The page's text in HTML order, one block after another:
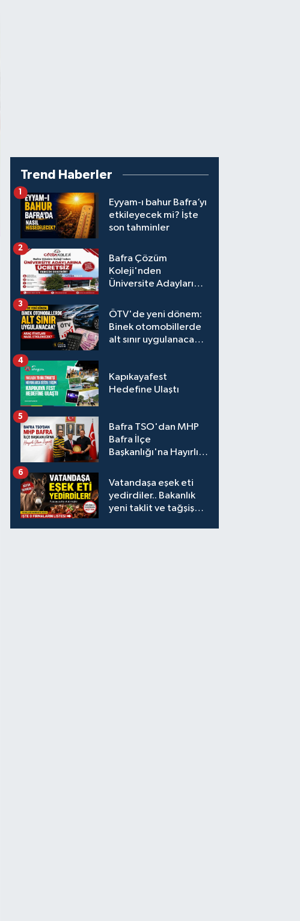
Trend Haberler
Eyyam-ı bahur Bafra’yı
etkileyecek mi? İşte
son tahminler
1
Bafra Çözüm
Koleji'nden
Üniversite Adaylarına
Desteği
2
ÖTV'de yeni dönem:
Binek otomobillerde
alt sınır uygulanacak!
3
Kapıkayafest
Hedefine Ulaştı
4
Bafra TSO'dan MHP
Bafra İlçe
Başkanlığı'na Hayırlı
5
Vatandaşa eşek eti
yedirdiler.. Bakanlık
yeni taklit ve tağşiş
6